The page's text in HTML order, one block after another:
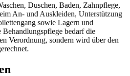
Duschen, Baden, Zahnpflege,
An- und Auskleiden, Unterstützung
sowie Lagern und
bedarf die
Verordnung, sondern wird über den